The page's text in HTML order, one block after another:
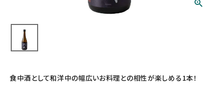
食中酒として和洋中の幅広いお料理との相性が楽しめる1本！